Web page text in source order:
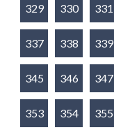
329 330 331
337 338 339
345 346 347
353 354 355